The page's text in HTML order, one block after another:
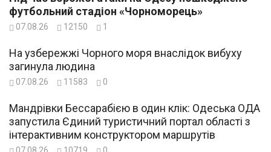
футбольний стадіон «Чорноморець»
07.08.26 12150 1
На узбережжі Чорного моря внаслідок вибуху
загинула людина
07.08.26 11583 0
Мандрівки Бессарабією в один клік: Одеська ОДА
запустила Єдиний туристичний портал області з
інтерактивним конструктором маршрутів
07.08.26 10719 0